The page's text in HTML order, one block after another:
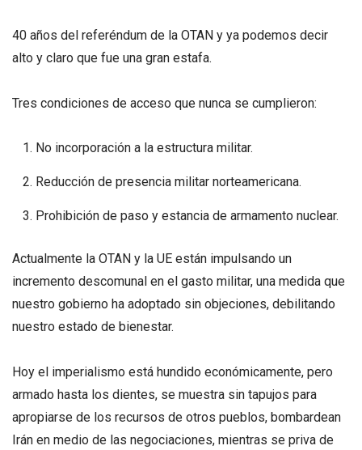
40 años del referéndum de la OTAN y ya podemos decir
alto y claro que fue una gran estafa.
Tres condiciones de acceso que nunca se cumplieron:
No incorporación a la estructura militar.
Reducción de presencia militar norteamericana.
Prohibición de paso y estancia de armamento nuclear.
Actualmente la OTAN y la UE están impulsando un
incremento descomunal en el gasto militar, una medida que
nuestro gobierno ha adoptado sin objeciones, debilitando
nuestro estado de bienestar.
Hoy el imperialismo está hundido económicamente, pero
armado hasta los dientes, se muestra sin tapujos para
apropiarse de los recursos de otros pueblos, bombardean
Irán en medio de las negociaciones, mientras se priva de